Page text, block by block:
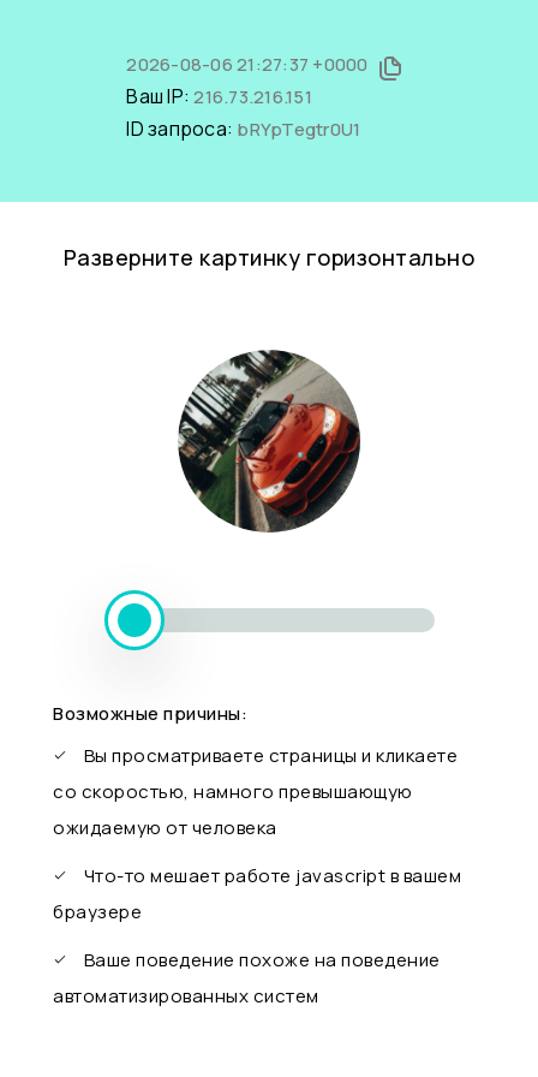
2026-08-06 21:27:37 +0000
Ваш IP:216.73.216.151
ID запроса: bRYpTegtr0U1
Разверните картинку горизонтально
Возможные причины:
Вы просматриваете страницы и кликаете
со скоростью, намного превышающую
ожидаемую от человека
Что-то мешает работе javascript в вашем
браузере
Ваше поведение похоже на поведение
автоматизированных систем